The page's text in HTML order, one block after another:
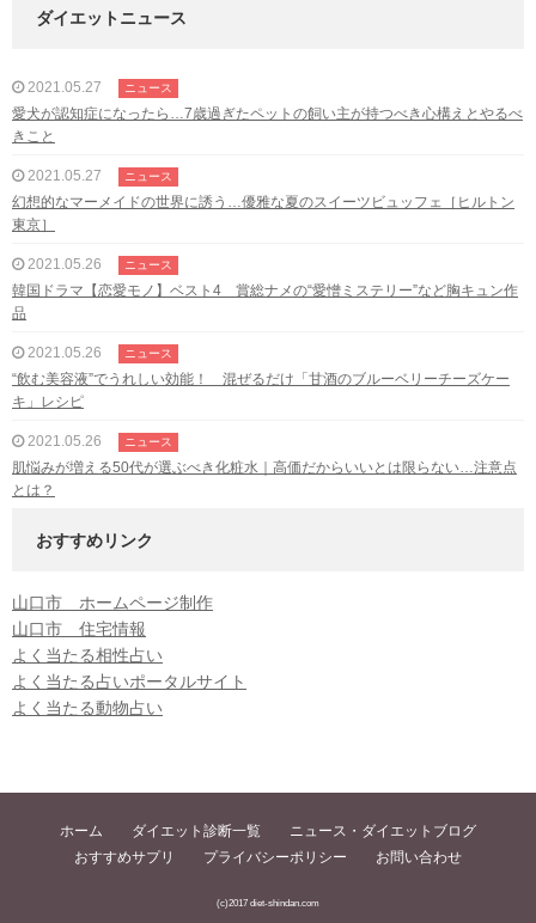
ダイエットニュース
2021.05.27 ニュース
愛犬が認知症になったら…7歳過ぎたペットの飼い主が持つべき心構えとやるべ
きこと
2021.05.27 ニュース
幻想的なマーメイドの世界に誘う…優雅な夏のスイーツビュッフェ［ヒルトン
東京］
2021.05.26 ニュース
韓国ドラマ【恋愛モノ】ベスト4 賞総ナメの“愛憎ミステリー”など胸キュン作
品
2021.05.26 ニュース
“飲む美容液”でうれしい効能！ 混ぜるだけ「甘酒のブルーベリーチーズケー
キ」レシピ
2021.05.26 ニュース
肌悩みが増える50代が選ぶべき化粧水｜高価だからいいとは限らない…注意点
とは？
おすすめリンク
山口市 ホームページ制作
山口市 住宅情報
よく当たる相性占い
よく当たる占いポータルサイト
よく当たる動物占い
ホーム ダイエット診断一覧
ニュース・ダイエットブログ
おすすめサプリ
プライバシーポリシー お問い合わせ
(c)2017 diet-shindan.com